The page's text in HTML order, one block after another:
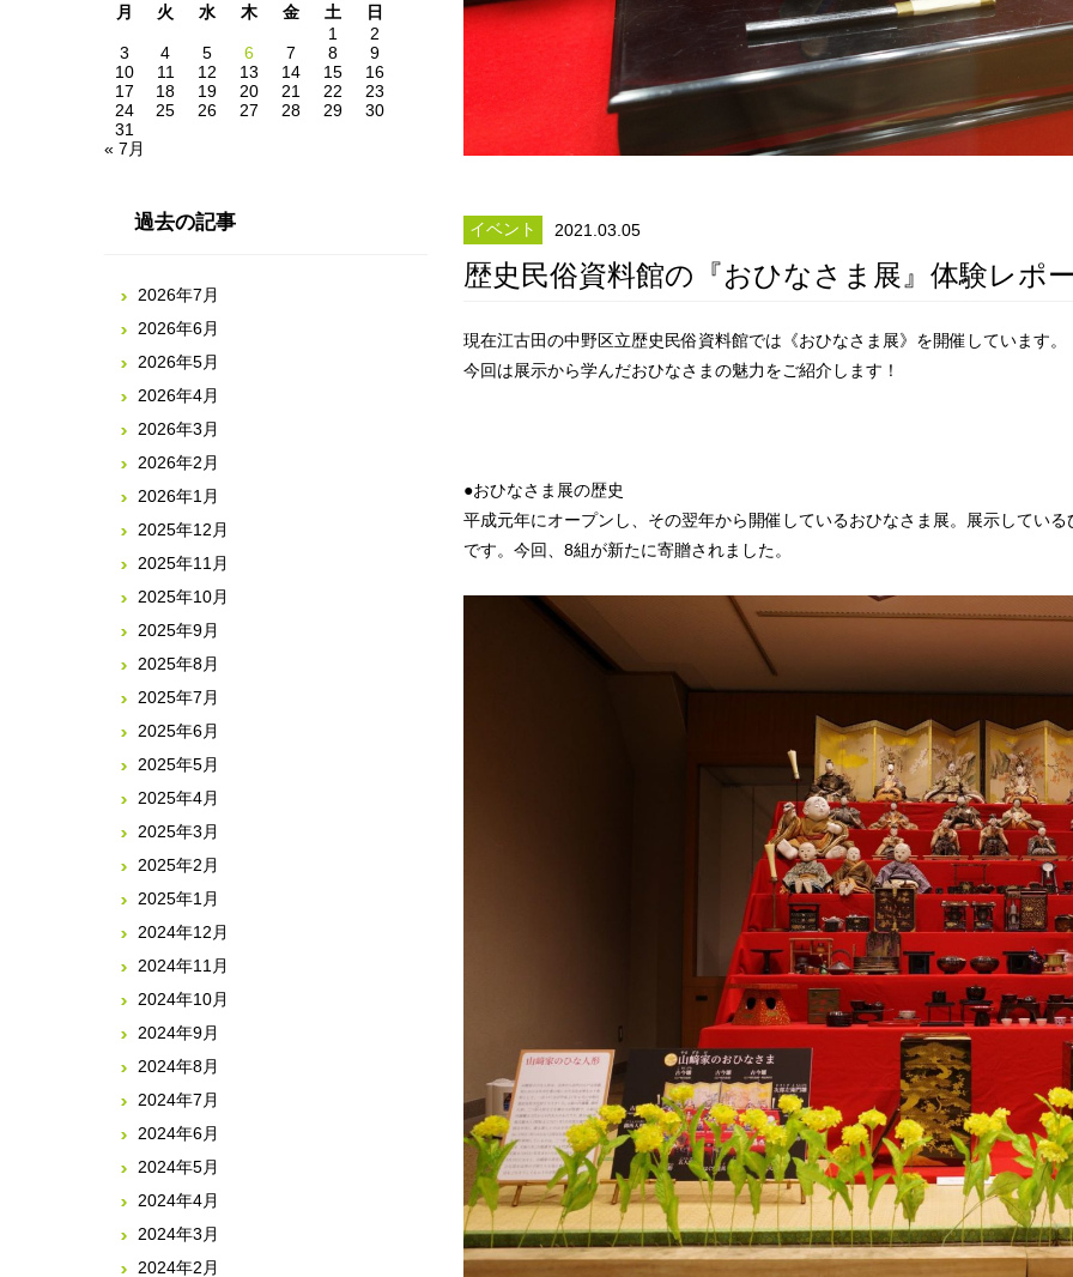
イベント 2021.03.05
歴史民俗資料館の『おひなさま展』体験レポ
現在江古田の中野区立歴史民俗資料館では《おひなさま展》を開催しています。
今回は展示から学んだおひなさまの魅力をご紹介します！
●おひなさま展の歴史
平成元年にオープンし、その翌年から開催しているおひなさま展。展示してい
です。今回、8組が新たに寄贈されました。
月 火 水 木 金 土
日
1
2
3
4 5 6 7 8
9
10
11 12 13 14 15
16
17
18 19 20 21 22
23
24
25 26 27 28 29
30
31
« 7月
過去の記事
2026年7月
2026年6月
2026年5月
2026年4月
2026年3月
2026年2月
2026年1月
2025年12月
2025年11月
2025年10月
2025年9月
2025年8月
2025年7月
2025年6月
2025年5月
2025年4月
2025年3月
2025年2月
2025年1月
2024年12月
2024年11月
2024年10月
2024年9月
2024年8月
2024年7月
2024年6月
2024年5月
2024年4月
2024年3月
2024年2月